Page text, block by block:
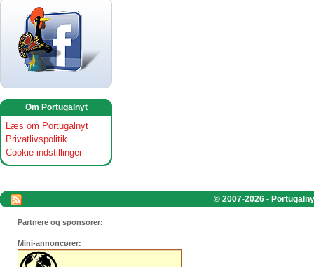
Om Portugalnyt
Læs om Portugalnyt
Privatlivspolitik
Cookie indstillinger
© 2007-2026 -
Partnere og sponsorer:
Mini-annoncører: